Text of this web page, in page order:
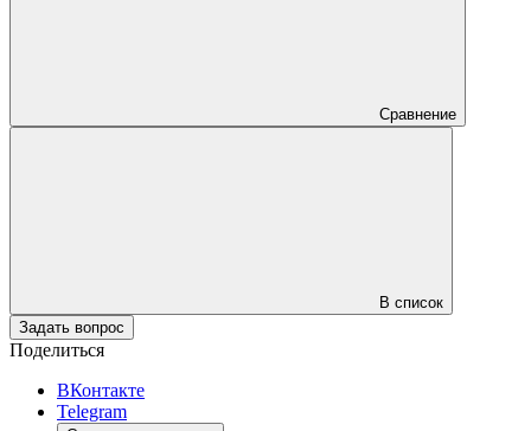
Сравнение
В список
Задать вопрос
Поделиться
ВКонтакте
Telegram